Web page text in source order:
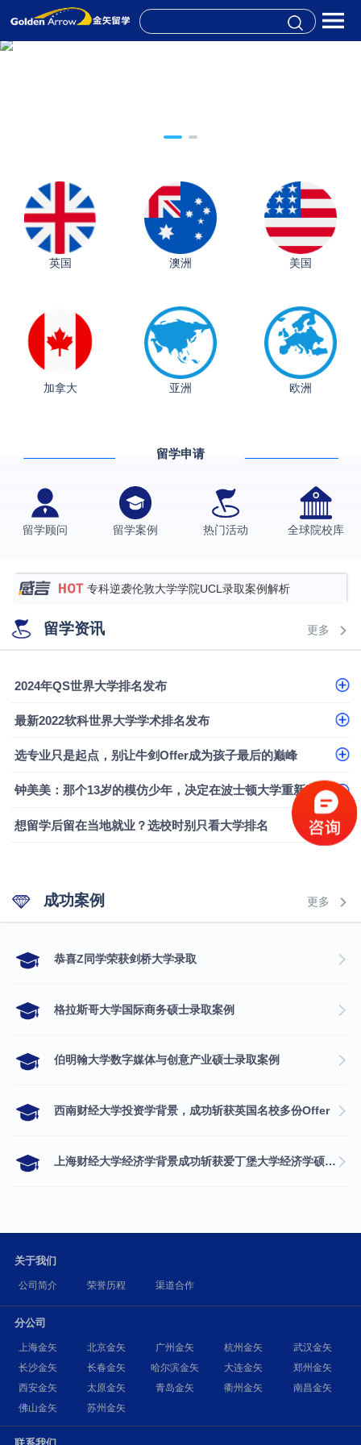
英国 澳洲 美国
加拿大 亚洲 欧洲
留学申请
留学顾问 留学案例 热门活动 全球院校库
从上海财大2+2到谢菲尔德：低均分逆袭QS百强金
西南财经大学投资学背景，成功斩获英国名校多份
上海财经大学经济学背景成功斩获爱丁堡大学经济学
专科逆袭伦敦大学学院UCL录取案例解析
香港浸会大学伦理与公共事务硕士录取
从上海财大2+2到谢菲尔德：低均分逆袭QS百强金
留学资讯 更多
2024年QS世界大学排名发布
最新2022软科世界大学学术排名发布
选专业只是起点，别让牛剑Offer成为孩子最后的巅峰
钟美美：那个13岁的模仿少年，决定在波士顿大学重新定义自己
想留学后留在当地就业？选校时别只看大学排名
成功案例 更多
​恭喜Z同学荣获剑桥大学录取
格拉斯哥大学国际商务硕士录取案例
伯明翰大学数字媒体与创意产业硕士录取案例
西南财经大学投资学背景，成功斩获英国名校多份Offer
上海财经大学经济学背景成功斩获爱丁堡大学经济学硕士录取
关于我们
公司简介 荣誉历程 渠道合作
分公司
上海金矢 北京金矢 广州金矢 杭州金矢
武汉金矢
长沙金矢
长春金矢 哈尔滨金矢 大连金矢
郑州金矢
西安金矢
太原金矢 青岛金矢 衢州金矢
南昌金矢
佛山金矢
苏州金矢